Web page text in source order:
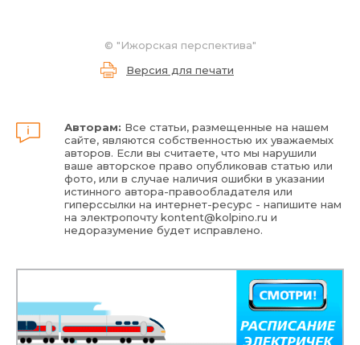
© "Ижорская перспектива"
Версия для печати
Авторам: Все статьи, размещенные на нашем
сайте, являются собственностью их уважаемых
авторов. Если вы считаете, что мы нарушили
ваше авторское право опубликовав статью или
фото, или в случае наличия ошибки в указании
истинного автора-правообладателя или
гиперссылки на интернет-ресурс - напишите нам
на электропочтуkontent@kolpino.ru и
недоразумение будет исправлено.